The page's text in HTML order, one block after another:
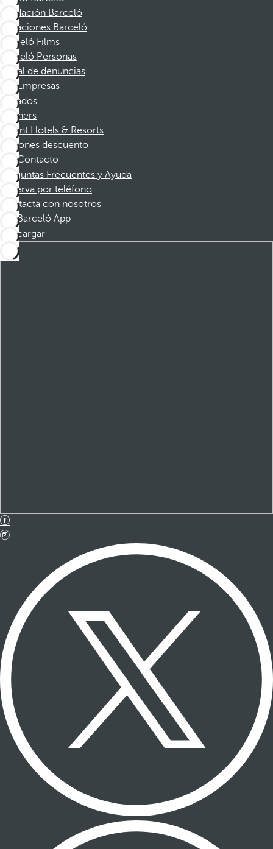
Fundación Barceló
Vacaciones Barceló
Barceló Films
Barceló Personas
Canal de denuncias
Empresas
Afiliados
Partners
Dorint Hotels & Resorts
Cupones descuento
Contacto
Preguntas Frecuentes y Ayuda
Reserva por teléfono
Contacta con nosotros
Barceló App
Descargar